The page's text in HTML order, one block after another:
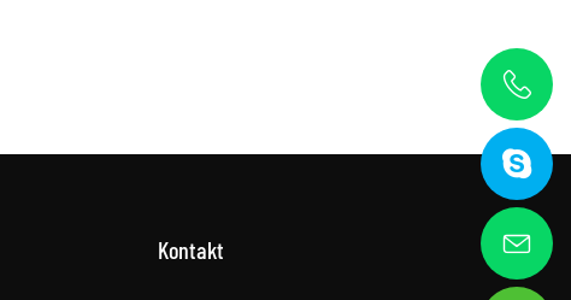
Kontakt